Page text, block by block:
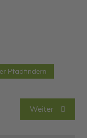
Pfadfindern
Weiter